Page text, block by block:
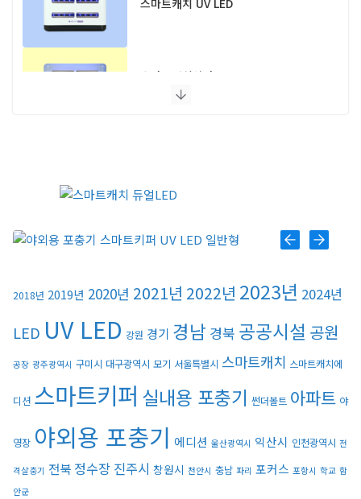
스마트캐치알파 UV LED
모스포커스
포커스 LED
스마트키퍼 UV LED 고급형
2018년 2019년 2020년 2021년 2022년 2023년 2024년
LED UV LED 강원 경기 경남 경북 공공시설 공원
공장 광주광역시 구미시 대구광역시 모기 서울특별시 스마트캐치 스마트캐치에
디션 스마트키퍼 실내용 포충기 썬더볼트 아파트 야
영장 야외용 포충기 에디션 울산광역시 익산시 인천광역시 전
격살충기 전북 정수장 진주시 창원시 천안시 충남 파리 포커스 포항시 학교 함
안군